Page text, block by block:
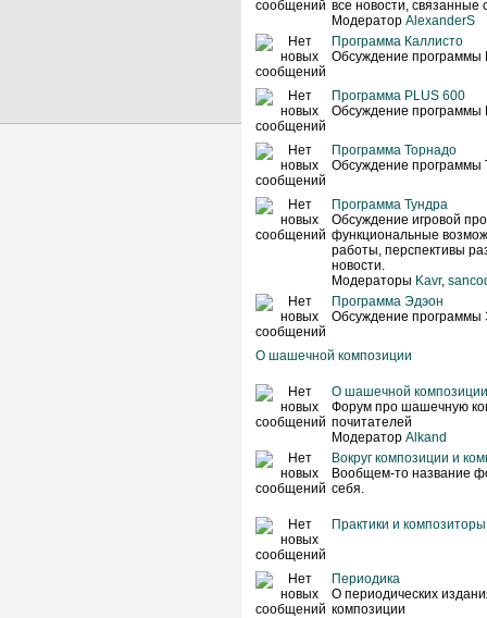
все новости, связанные
Модератор AlexanderS
Программа Каллисто
Обсуждение программы
Программа PLUS 600
Обсуждение программы
Программа Торнадо
Обсуждение программы
Программа Тундра
Обсуждение игровой
функциональные
работы, перспективы
новости.
Модераторы Kavr,
Программа Эдэон
Обсуждение программы
О шашечной композиции
О шашечной композиции
Форум про шашечную
почитателей
Модератор Alkand
Вокруг композиции и
Вообщем-то название
себя.
Практики и композиторы
Периодика
О периодических
композиции